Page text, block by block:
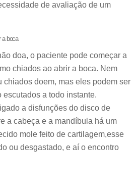
de avaliação de um
a boca
doa, o paciente pode começar a
chiados ao abrir a boca. Nem
chiados doem, mas eles podem ser
escutados a todo instante.
a disfunções do disco de
a cabeça e a mandíbula há um
mole feito de cartilagem,esse
ou desgastado, e aí o encontro